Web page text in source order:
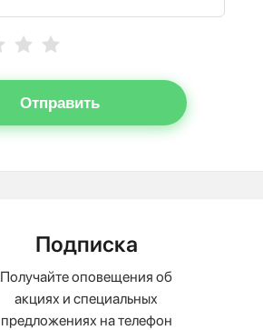
Отправить
Подписка
Получайте оповещения об
акциях и специальных
предложениях на телефон